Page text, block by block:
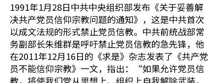
1991年1月28日中共中央组织部发布《关于妥善解
决共产党员信仰宗教问题的通知》，这是中共首次
以成文法规的形式禁止党员信教。中共前统战部常
务副部长朱维群是呼吁禁止党员信教的急先锋，他
在2011年12月16日的《求是》杂志发表了《共产党
员不能信仰宗教》一文，指出：“如果允许党员信